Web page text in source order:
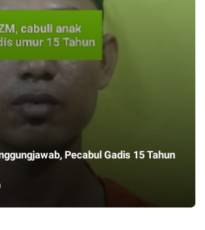
Pecabul Gadis 15 Tahun